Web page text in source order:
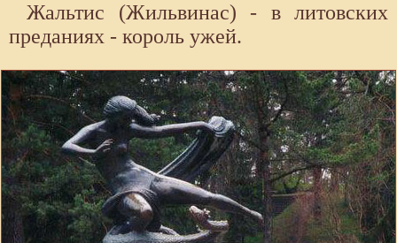
Жальтис (Жильвинас) - в литовских
преданиях - король ужей.